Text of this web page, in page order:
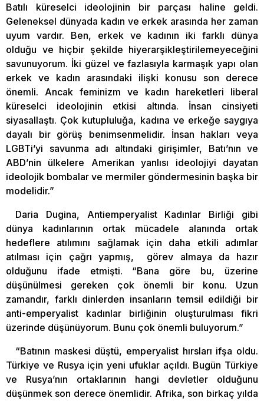
Batılı küreselci ideolojinin bir parçası haline geldi.
Geleneksel dünyada kadın ve erkek arasında her zaman
uyum vardır. Ben, erkek ve kadının iki farklı dünya
olduğu ve hiçbir şekilde hiyerarşikleştirilemeyeceğini
savunuyorum. İki güzel ve fazlasıyla karmaşık yapı olan
erkek ve kadın arasındaki ilişki konusu son derece
önemli. Ancak feminizm ve kadın hareketleri liberal
küreselci ideolojinin etkisi altında. İnsan cinsiyeti
siyasallaştı. Çok kutupluluğa, kadına ve erkeğe saygıya
dayalı bir görüş benimsenmelidir. İnsan hakları veya
LGBTi’yi savunma adı altındaki girişimler, Batı’nın ve
ABD’nin ülkelere Amerikan yanlısı ideolojiyi dayatan
ideolojik bombalar ve mermiler göndermesinin başka bir
modelidir.”
Daria Dugina, Antiemperyalist Kadınlar Birliği gibi
dünya kadınlarının ortak mücadele alanında ortak
hedeflere atılımını sağlamak için daha etkili adımlar
atılması için çağrı yapmış, görev almaya da hazır
olduğunu ifade etmişti. “Bana göre bu, üzerine
düşünülmesi gereken çok önemli bir konu. Uzun
zamandır, farklı dinlerden insanların temsil edildiği bir
anti-emperyalist kadınlar birliğinin oluşturulması fikri
üzerinde düşünüyorum. Bunu çok önemli buluyorum.”
“Batının maskesi düştü, emperyalist hırsları ifşa oldu.
Türkiye ve Rusya için yeni ufuklar açıldı. Bugün Türkiye
ve Rusya’nın ortaklarının hangi devletler olduğunu
düşünmek son derece önemlidir. Afrika, son birkaç yılda